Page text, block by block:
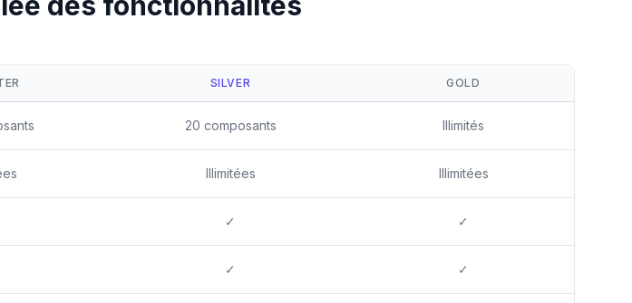
SILVER GOLD
20 composants Illimités
Illimitées Illimitées
✓ ✓
✓ ✓